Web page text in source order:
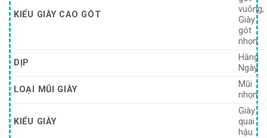
KIỂU GIÀY CAO GÓT
vuông,
Giày
gót
nhọn
DỊP
Hằng
Ngày
LOẠI MŨI GIÀY
Mũi
nhọn
KIỂU GIÀY
Giày
quai
hậu